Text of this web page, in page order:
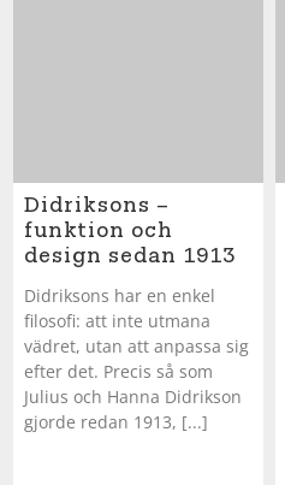
Didriksons –
funktion och
design sedan 1913
Didriksons har en enkel
filosofi: att inte utmana
vädret, utan att anpassa sig
efter det. Precis så som
Julius och Hanna Didrikson
gjorde redan 1913, [...]